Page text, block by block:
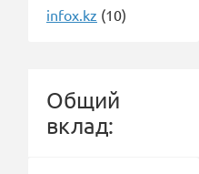
infox.kz (10)
Общий
вклад: